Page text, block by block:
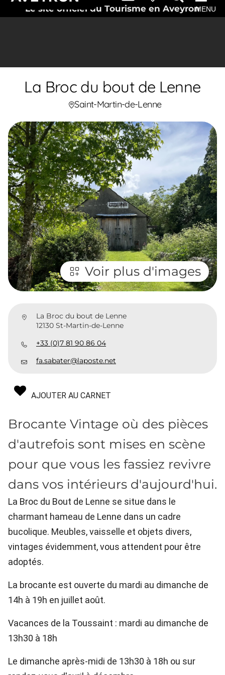
Le site officiel du Tourisme en AveyronMENU
La Broc du bout de Lenne
Saint-Martin-de-Lenne
Voir plus d'images
La Broc du bout de Lenne
12130 St-Martin-de-Lenne
+33 (0)7 81 90 86 04
fa.sabater@laposte.net
AJOUTER AU CARNET
Brocante Vintage où des pièces
d'autrefois sont mises en scène
pour que vous les fassiez revivre
dans vos intérieurs d'aujourd'hui.
La Broc du Bout de Lenne se situe dans le
charmant hameau de Lenne dans un cadre
bucolique. Meubles, vaisselle et objets divers,
vintages évidemment, vous attendent pour être
adoptés.
La brocante est ouverte du mardi au dimanche de
14h à 19h en juillet août.
Vacances de la Toussaint : mardi au dimanche de
13h30 à 18h
Le dimanche après-midi de 13h30 à 18h ou sur